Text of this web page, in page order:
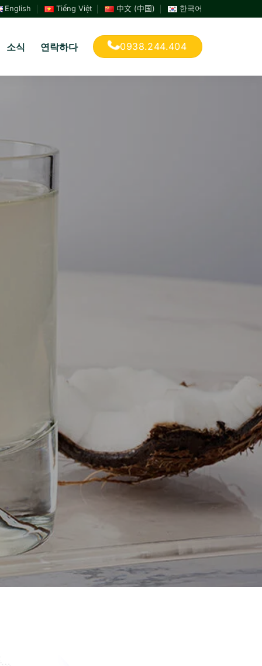
English Tiếng Việt 中文 (中国) 한국어
소식 연락하다 0938.244.404